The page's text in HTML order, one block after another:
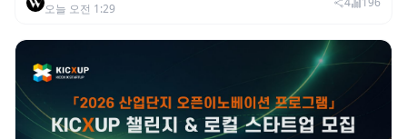
오늘 오전 1:29